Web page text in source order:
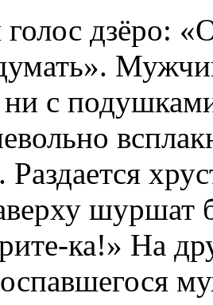
дзёро:
с
шуршат
ка!» На